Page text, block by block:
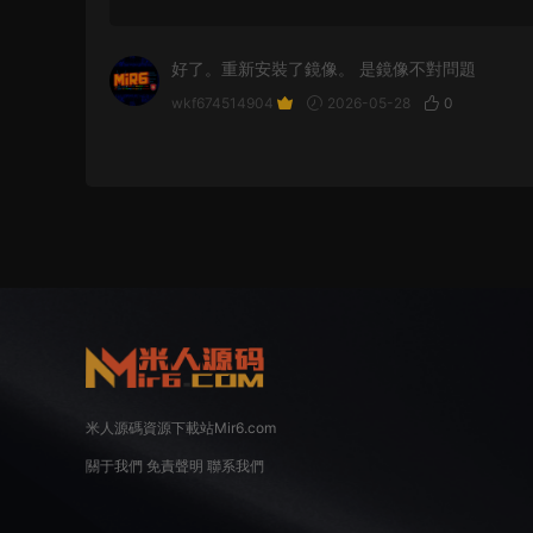
好了。重新安裝了鏡像。 是鏡像不對問題
wkf674514904 2026-05-28 0
米人源碼資源下載站Mir6.com
關于我們 免責聲明 聯系我們